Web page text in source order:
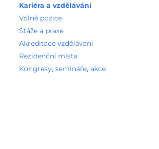
Kariéra a vzdělávání
Volné pozice
Stáže a praxe
Akreditace vzdělávání
Rezidenční místa
Kongresy, semináře, akce